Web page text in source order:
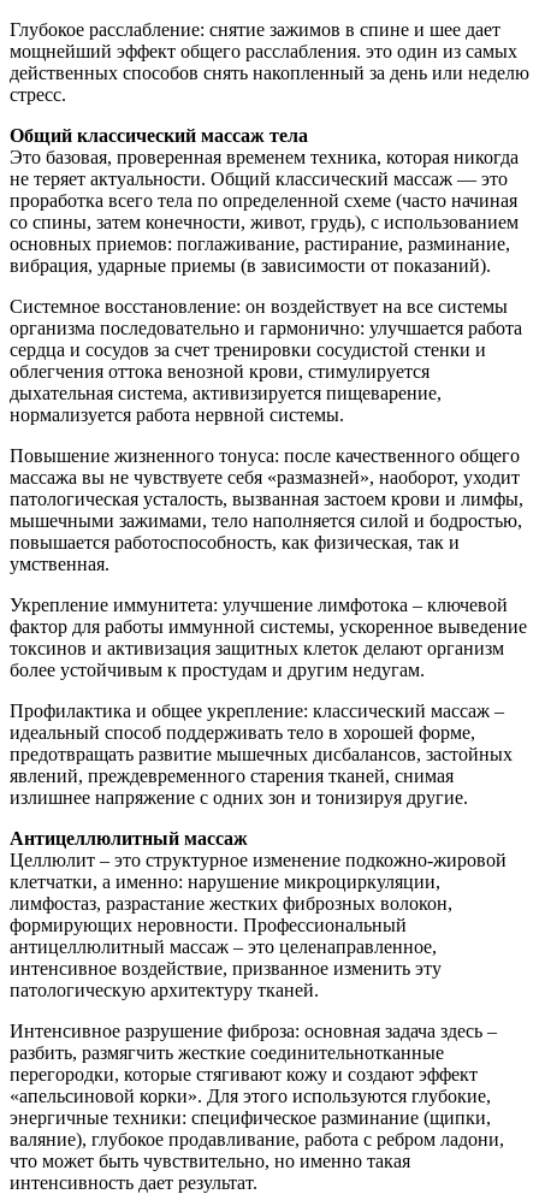
Глубокое расслабление: снятие зажимов в спине и шее дает
мощнейший эффект общего расслабления. это один из самых
действенных способов снять накопленный за день или неделю
стресс.
Общий классический массаж тела
Это базовая, проверенная временем техника, которая никогда
не теряет актуальности. Общий классический массаж — это
проработка всего тела по определенной схеме (часто начиная
со спины, затем конечности, живот, грудь), с использованием
основных приемов: поглаживание, растирание, разминание,
вибрация, ударные приемы (в зависимости от показаний).
Системное восстановление: он воздействует на все системы
организма последовательно и гармонично: улучшается работа
сердца и сосудов за счет тренировки сосудистой стенки и
облегчения оттока венозной крови, стимулируется
дыхательная система, активизируется пищеварение,
нормализуется работа нервной системы.
Повышение жизненного тонуса: после качественного общего
массажа вы не чувствуете себя «размазней», наоборот, уходит
патологическая усталость, вызванная застоем крови и лимфы,
мышечными зажимами, тело наполняется силой и бодростью,
повышается работоспособность, как физическая, так и
умственная.
Укрепление иммунитета: улучшение лимфотока – ключевой
фактор для работы иммунной системы, ускоренное выведение
токсинов и активизация защитных клеток делают организм
более устойчивым к простудам и другим недугам.
Профилактика и общее укрепление: классический массаж –
идеальный способ поддерживать тело в хорошей форме,
предотвращать развитие мышечных дисбалансов, застойных
явлений, преждевременного старения тканей, снимая
излишнее напряжение с одних зон и тонизируя другие.
Антицеллюлитный массаж
Целлюлит – это структурное изменение подкожно-жировой
клетчатки, а именно: нарушение микроциркуляции,
лимфостаз, разрастание жестких фиброзных волокон,
формирующих неровности. Профессиональный
антицеллюлитный массаж – это целенаправленное,
интенсивное воздействие, призванное изменить эту
патологическую архитектуру тканей.
Интенсивное разрушение фиброза: основная задача здесь –
разбить, размягчить жесткие соединительнотканные
перегородки, которые стягивают кожу и создают эффект
«апельсиновой корки». Для этого используются глубокие,
энергичные техники: специфическое разминание (щипки,
валяние), глубокое продавливание, работа с ребром ладони,
что может быть чувствительно, но именно такая
интенсивность дает результат.